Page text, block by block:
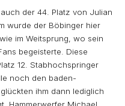
der 44. Platz von Julian
wurde der Böbinger hier
im Weitsprung, wo sein
begeisterte. Diese
12. Stabhochspringer
noch den baden-
ihm dann lediglich